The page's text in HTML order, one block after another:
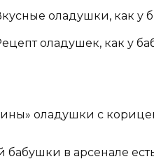
оладушки, как у
оладушек, как у
оладушки c
бабушки в арсенале